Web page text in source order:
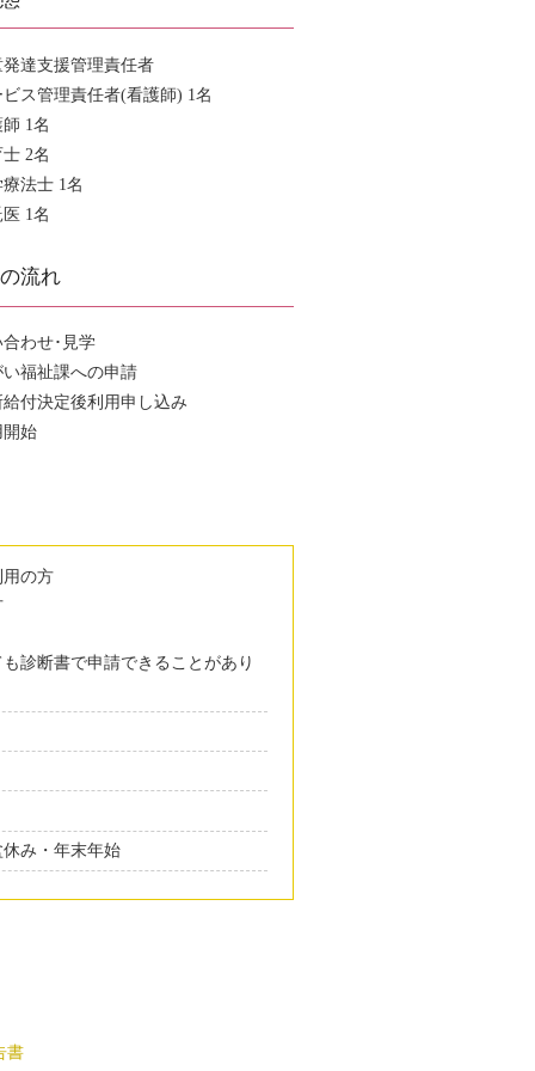
達支援管理責任者
ス管理責任者(看護師) 1名
1名
2名
法士 1名
1名
流れ
わせ･見学
福祉課への申請
付決定後利用申し込み
始
の方
診断書で申請できることがあり
み・年末年始
書